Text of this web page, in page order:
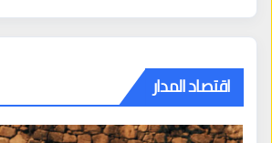
اقتصاد المدار